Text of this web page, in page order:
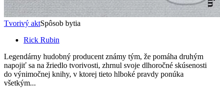
Tvorivý aktSpôsob bytia
Rick Rubin
Legendárny hudobný producent známy tým, že pomáha druhým
napojiť sa na žriedlo tvorivosti, zhrnul svoje dlhoročné skúsenosti
do výnimočnej knihy, v ktorej tieto hlboké pravdy ponúka
všetkým...